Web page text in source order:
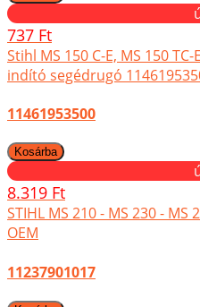
737 Ft
Stihl MS 150 C-E, MS 150 TC-
indító segédrugó
11461953500
8.319 Ft
STIHL MS 210 - MS 230 -
OEM
11237901017